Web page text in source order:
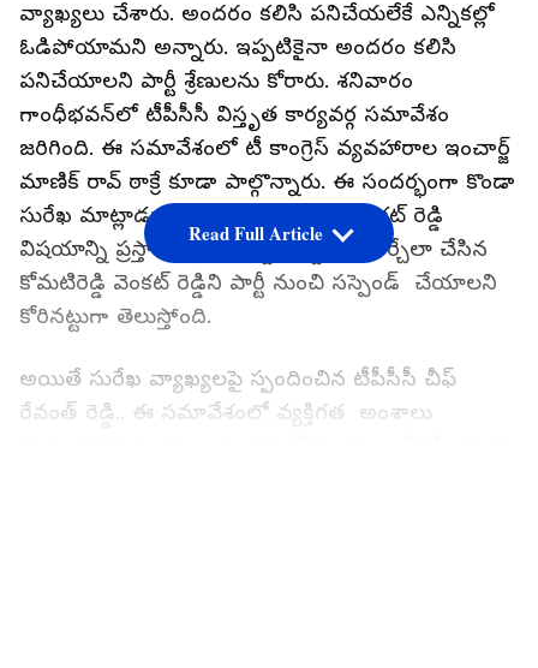
వ్యాఖ్యలు చేశారు. అందరం కలిసి పనిచేయలేకే ఎన్నికల్లో
ఓడిపోయామని అన్నారు. ఇప్పటికైనా అందరం కలిసి
పనిచేయాలని పార్టీ శ్రేణులను కోరారు. శనివారం
గాంధీభవన్‌లో టీపీసీసీ విస్తృత కార్యవర్గ సమావేశం
జరిగింది. ఈ సమావేశంలో టీ కాంగ్రెస్ వ్యవహారాల ఇంచార్జ్
మాణిక్ రావ్ ఠాక్రే‌ కూడా పాల్గొన్నారు. ఈ సందర్భంగా కొండా
సురేఖ మాట్లాడుతూ.. ఎంపీ కోమటిరెడ్డి వెంకట్ రెడ్డి
విషయాన్ని ప్రస్తావించారు. పార్టీకి నష్టం చేకూర్చేలా చేసిన
కోమటిరెడ్డి వెంకట్ రెడ్డిని పార్టీ నుంచి సస్పెండ్ చేయాలని
కోరినట్టుగా తెలుస్తోంది.
అయితే సురేఖ వ్యాఖ్యలపై స్పందించిన టీపీసీసీ చీఫ్
రేవంత్ రెడ్డి.. ఈ సమావేశంలో వ్యక్తిగత అంశాలు
Read Full Article